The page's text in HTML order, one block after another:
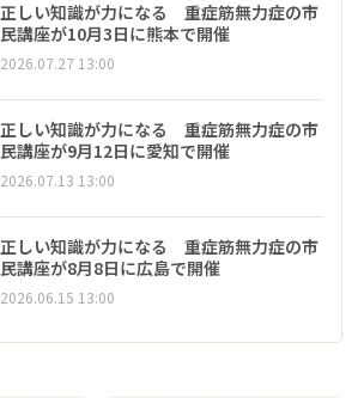
正しい知識が力になる 重症筋無力症の市
民講座が10月3日に熊本で開催
2026.07.27 13:00
正しい知識が力になる 重症筋無力症の市
民講座が9月12日に愛知で開催
2026.07.13 13:00
正しい知識が力になる 重症筋無力症の市
民講座が8月8日に広島で開催
2026.06.15 13:00